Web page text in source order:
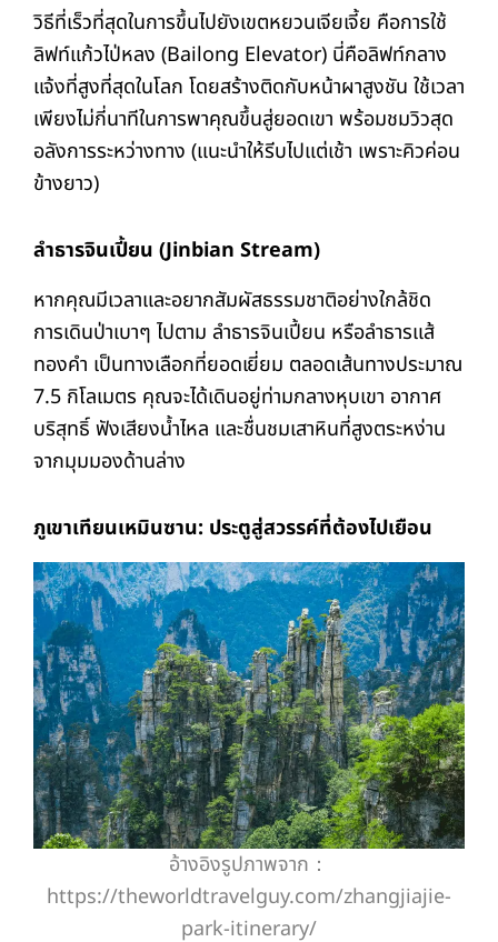
วิธีที่เร็วที่สุดในการขึ้นไปยังเขตหยวนเจียเจี้ย คือการใช้
ลิฟท์แก้วไป่หลง (Bailong Elevator) นี่คือลิฟท์กลาง
แจ้งที่สูงที่สุดในโลก โดยสร้างติดกับหน้าผาสูงชัน ใช้เวลา
เพียงไม่กี่นาทีในการพาคุณขึ้นสู่ยอดเขา พร้อมชมวิวสุด
อลังการระหว่างทาง (แนะนำให้รีบไปแต่เช้า เพราะคิวค่อน
ข้างยาว)
ลำธารจินเปี้ยน (Jinbian Stream)
หากคุณมีเวลาและอยากสัมผัสธรรมชาติอย่างใกล้ชิด
การเดินป่าเบาๆ ไปตาม ลำธารจินเปี้ยน หรือลำธารแส้
ทองคำ เป็นทางเลือกที่ยอดเยี่ยม ตลอดเส้นทางประมาณ
7.5 กิโลเมตร คุณจะได้เดินอยู่ท่ามกลางหุบเขา อากาศ
บริสุทธิ์ ฟังเสียงน้ำไหล และชื่นชมเสาหินที่สูงตระหง่าน
จากมุมมองด้านล่าง
ภูเขาเทียนเหมินซาน: ประตูสู่สวรรค์ที่ต้องไปเยือน
อ้างอิงรูปภาพจาก：
https://theworldtravelguy.com/zhangjiajie-
park-itinerary/